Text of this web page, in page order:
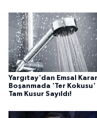
Yargıtay'dan Emsal
Boşanmada 'Ter Kokusu'
Tam Kusur Sayıldı!